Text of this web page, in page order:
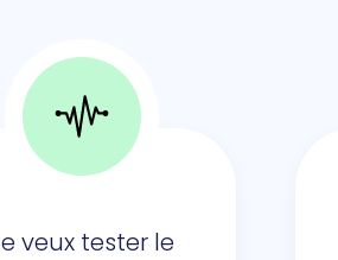
veux tester le